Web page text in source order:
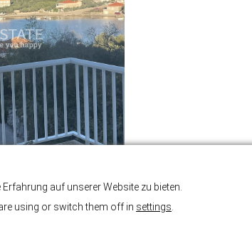
auf unserer Website zu bieten.
using or switch them off in settings